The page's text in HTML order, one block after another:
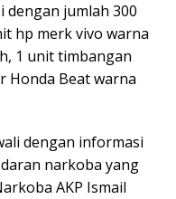
jumlah 300
hp merk vivo warna
1 unit timbangan
Honda Beat warna
dengan informasi
narkoba yang
AKP Ismail